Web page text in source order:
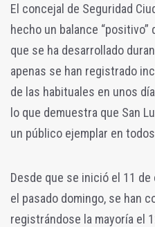
El concejal de Seguridad
hecho un balance “positivo”
que se ha desarrollado
apenas se han registrado
de las habituales en unos
lo que demuestra que San
un público ejemplar en
Desde que se inició el 11
el pasado domingo, se han
registrándose la mayoría el